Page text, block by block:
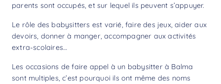
parents sont occupés, et sur lequel ils peuvent s’appuyer.
Le rôle des babysitters est varié, faire des jeux, aider aux
devoirs, donner à manger, accompagner aux activités
extra-scolaires…
Les occasions de faire appel à un babysitter à Balma
sont multiples, c’est pourquoi ils ont même des noms